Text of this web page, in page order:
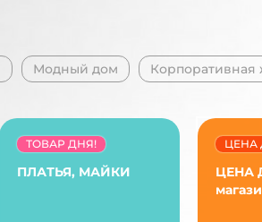
Модный дом Корпоративная
ПЛАТЬЯ, МАЙКИ
ТОВАР ДНЯ!
ЦЕНА
ЦЕНА